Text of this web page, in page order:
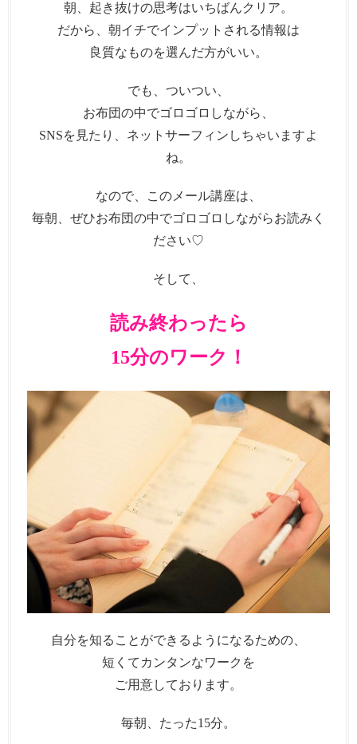
朝、起き抜けの思考はいちばんクリア。
だから、朝イチでインプットされる情報は
良質なものを選んだ方がいい。
でも、ついつい、
お布団の中でゴロゴロしながら、
SNSを見たり、ネットサーフィンしちゃいますよ
ね。
なので、このメール講座は、
毎朝、ぜひお布団の中でゴロゴロしながらお読みく
ださい♡
そして、
読み終わったら
15分のワーク！
自分を知ることができるようになるための、
短くてカンタンなワークを
ご用意しております。
毎朝、たった15分。